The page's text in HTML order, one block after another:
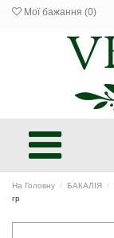
Мої бажання (0)
На Головну БАКАЛІЯ
гр